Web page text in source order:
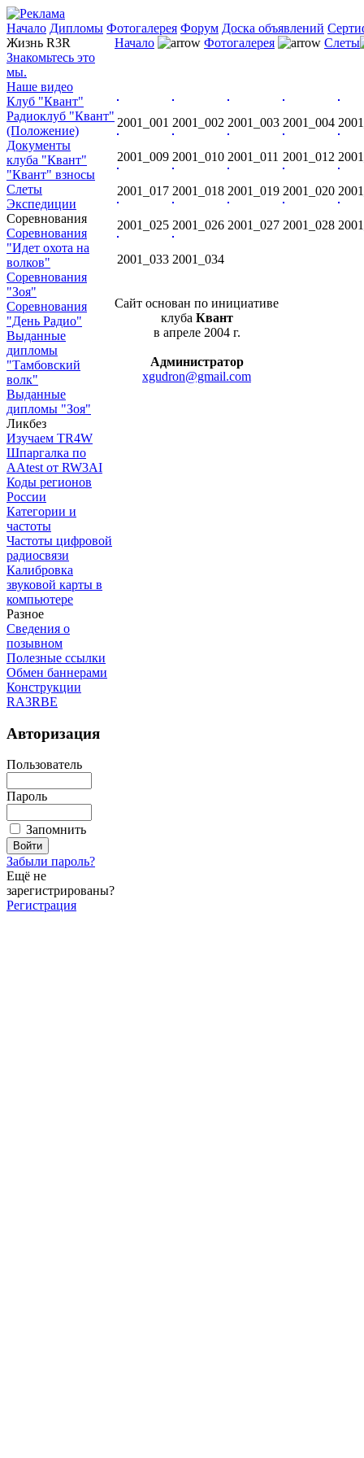
Начало Дипломы Фотогалерея Форум Доска объявлений
Жизнь R3R
Знакомьтесь это
мы.
Наше видео
Клуб "Квант"
Радиоклуб "Квант"
(Положение)
Документы
клуба "Квант"
"Квант" взносы
Слеты
Экспедиции
Соревнования
Соревнования
"Идет охота на
волков"
Соревнования
"Зоя"
Соревнования
"День Радио"
Выданные
дипломы
"Тамбовский
волк"
Выданные
дипломы "Зоя"
Ликбез
Изучаем TR4W
Шпаргалка по
AAtest от RW3AI
Коды регионов
России
Категории и
частоты
Частоты цифровой
радиосвязи
Калибровка
звуковой карты в
компьютере
Разное
Сведения о
позывном
Полезные ссылки
Обмен баннерами
Конструкции
RA3RBE
Авторизация
Пользователь
Пароль
Запомнить
Забыли пароль?
Ещё не
зарегистрированы?
Регистрация
Начало Фотогалерея Слеты
2001_001 2001_002 2001_003 2001_004
2001_009 2001_010 2001_011 2001_012
2001_017 2001_018 2001_019 2001_020
2001_025 2001_026 2001_027 2001_028
2001_033 2001_034
Сайт основан по инициативе
клуба Квант
в апреле 2004 г.
Администратор
xgudron@gmail.com